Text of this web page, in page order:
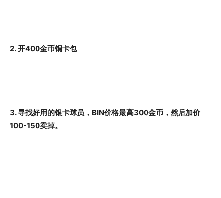
2. 开400金币铜卡包
3. 寻找好用的银卡球员，BIN价格最高300金币，然后加价
100-150卖掉。